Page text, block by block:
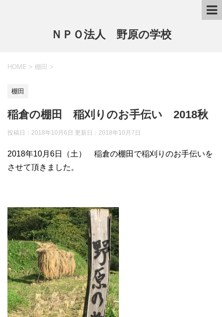
ＮＰＯ法人 野原の学校
HOME > 棚田 >
棚田
稲倉の棚田 稲刈りのお手伝い 2018秋
投稿日：2018年10月6日 更新日： 2018年10月7日
2018年10月6日（土） 稲倉の棚田で稲刈りのお手伝いを
させて頂きました。